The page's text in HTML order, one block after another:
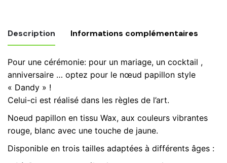
jaune
enfant
adulte,
accessoire
de
Mariage,
cérémonie
cadeau
n.19
Description Informations complémentaires
Pour une cérémonie: pour un mariage, un cocktail ,
anniversaire … optez pour le nœud papillon style
« Dandy » !
Celui-ci est réalisé dans les règles de l’art.
Noeud papillon en tissu Wax, aux couleurs vibrantes
rouge, blanc avec une touche de jaune.
Disponible en trois tailles adaptées à différents âges :
Poids 0,25 kg
Option
Noeud
1 à 3 ans, 10 ans et Plus, 3 à 10 ans